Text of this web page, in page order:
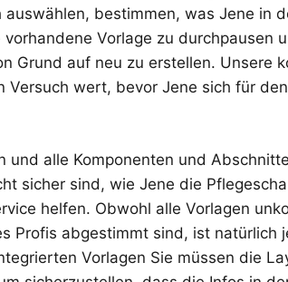
bestimmen, was Jene in
Vorlage zu durchpausen
Grund auf neu zu erstellen. Unsere
Versuch wert, bevor Jene sich für
und alle Komponenten und
sicher sind, wie Jene die
helfen. Obwohl alle Vorlagen
Profis abgestimmt sind, ist natürlich
Vorlagen Sie müssen die